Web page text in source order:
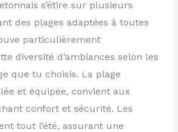
s’étire sur plusieurs
des plages adaptées à toutes
particulièrement
diversité d’ambiances selon les
que tu choisis. La plage
et équipée, convient aux
confort et sécurité. Les
tout l’été, assurant une